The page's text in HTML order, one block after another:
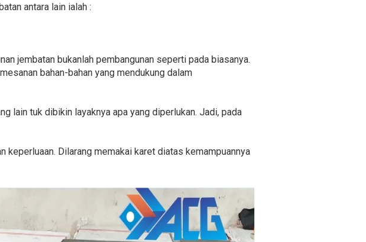
antara lain ialah :
jembatan bukanlah pembangunan seperti pada biasanya.
bahan-bahan yang mendukung dalam
lain tuk dibikin layaknya apa yang diperlukan. Jadi, pada
keperluaan. Dilarang memakai karet diatas kemampuannya